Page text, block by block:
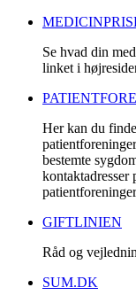
Se hvad din
linket i
Her kan du
bestemte
GIFTLINIEN
Råd og
SUM.DK